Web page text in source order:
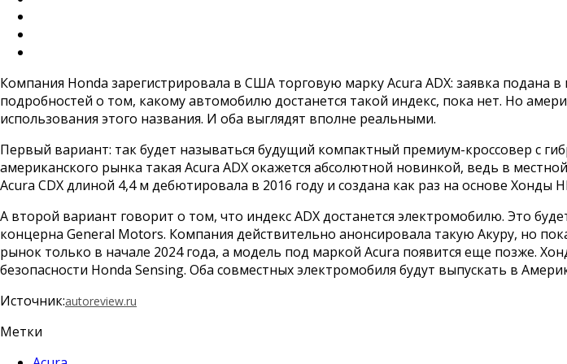
Компания Honda зарегистрировала в США торговую марку Acura ADX: заявка
подробностей о том, какому автомобилю достанется такой индекс, пока нет. Но
использования этого названия. И оба выглядят вполне реальными.
Первый вариант: так будет называться будущий компактный премиум-кроссовер с
американского рынка такая Acura ADX окажется абсолютной новинкой, ведь в
Acura CDX длиной 4,4 м дебютировала в 2016 году и создана как раз на основе Хонды
А второй вариант говорит о том, что индекс ADX достанется электромобилю. Это
концерна General Motors. Компания действительно анонсировала такую Акуру, но
рынок только в начале 2024 года, а модель под маркой Acura появится еще позже.
безопасности Honda Sensing. Оба совместных электромобиля будут выпускать в
Источник:autoreview.ru
Метки